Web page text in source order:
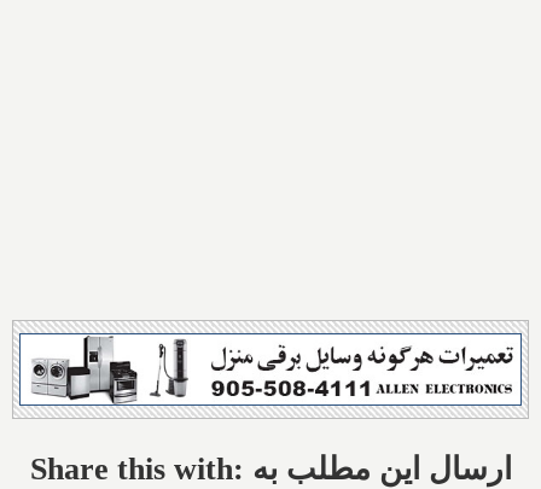
Share this with: ارسال این مطلب به